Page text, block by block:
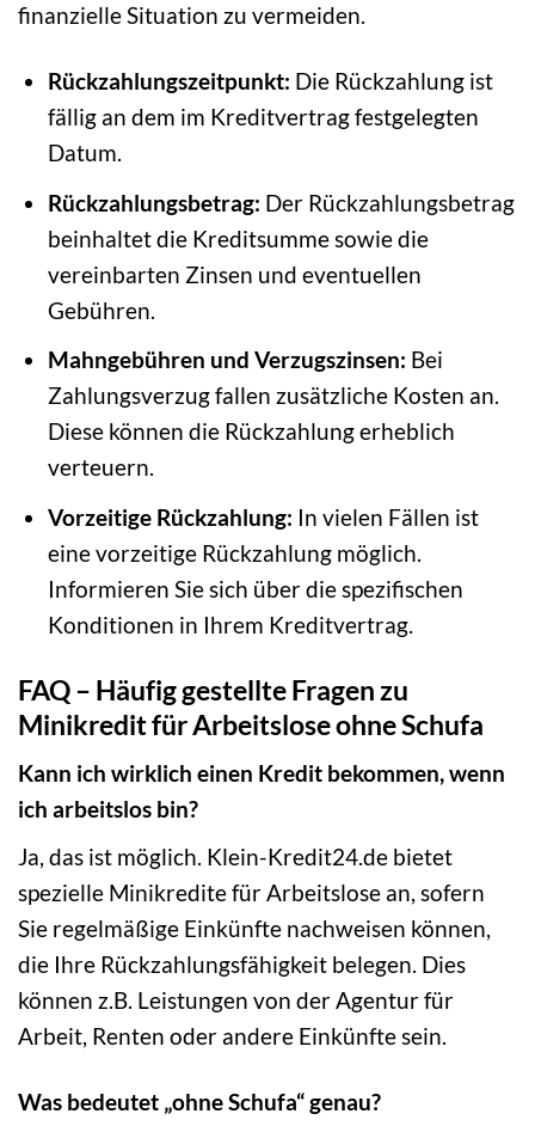
finanzielle Situation zu vermeiden.
Rückzahlungszeitpunkt: Die Rückzahlung ist
fällig an dem im Kreditvertrag festgelegten
Datum.
Rückzahlungsbetrag: Der Rückzahlungsbetrag
beinhaltet die Kreditsumme sowie die
vereinbarten Zinsen und eventuellen
Gebühren.
Mahngebühren und Verzugszinsen: Bei
Zahlungsverzug fallen zusätzliche Kosten an.
Diese können die Rückzahlung erheblich
verteuern.
Vorzeitige Rückzahlung: In vielen Fällen ist
eine vorzeitige Rückzahlung möglich.
Informieren Sie sich über die spezifischen
Konditionen in Ihrem Kreditvertrag.
FAQ – Häufig gestellte Fragen zu
Minikredit für Arbeitslose ohne Schufa
Kann ich wirklich einen Kredit bekommen, wenn
ich arbeitslos bin?
Ja, das ist möglich. Klein-Kredit24.de bietet
spezielle Minikredite für Arbeitslose an, sofern
Sie regelmäßige Einkünfte nachweisen können,
die Ihre Rückzahlungsfähigkeit belegen. Dies
können z.B. Leistungen von der Agentur für
Arbeit, Renten oder andere Einkünfte sein.
Was bedeutet „ohne Schufa“ genau?